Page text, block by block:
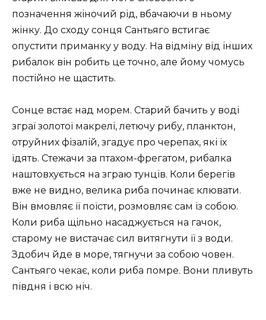
позначення жіночий рід, вбачаючи в ньому
жінку. До сходу сонця Сантьяго встигає
опустити приманку у воду. На відміну від інших
рибалок він робить це точно, але йому чомусь
постійно не щастить.
Сонце встає над морем. Старий бачить у воді
зграї золотої макрелі, летючу рибу, планктон,
отруйних фізалій, згадує про черепах, які їх
їдять. Стежачи за птахом-фрегатом, рибалка
наштовхується на зграю тунців. Коли берегів
вже не видно, велика риба починає клювати.
Він вмовляє її поїсти, розмовляє сам із собою.
Коли риба щільно насаджується на гачок,
старому не вистачає сил витягнути її з води.
Здобич йде в море, тягнучи за собою човен.
Сантьяго чекає, коли риба помре. Вони пливуть
півдня і всю ніч.